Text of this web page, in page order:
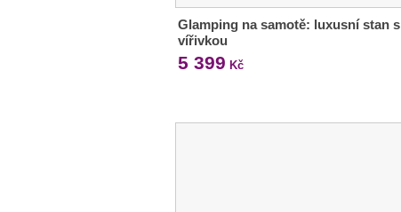
Glamping na samotě: luxusní stan s
vířivkou
5 399 Kč